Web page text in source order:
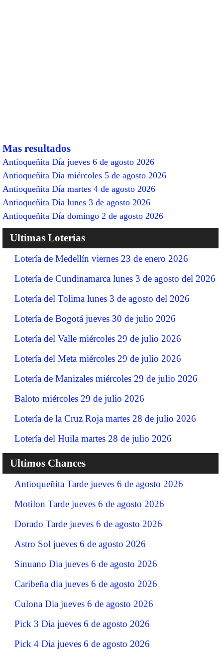
Mas resultados
Antioqueñita Día jueves 6 de agosto 2026
Antioqueñita Día miércoles 5 de agosto 2026
Antioqueñita Día martes 4 de agosto 2026
Antioqueñita Día lunes 3 de agosto 2026
Antioqueñita Día domingo 2 de agosto 2026
Ultimas Loterías
Lotería de Medellín viernes 23 de enero 2026
Lotería de Cundinamarca lunes 3 de agosto del 2026
Lotería del Tolima lunes 3 de agosto del 2026
Lotería de Bogotá jueves 30 de julio 2026
Lotería del Valle miércoles 29 de julio 2026
Lotería del Meta miércoles 29 de julio 2026
Lotería de Manizales miércoles 29 de julio 2026
Baloto miércoles 29 de julio 2026
Lotería de la Cruz Roja martes 28 de julio 2026
Lotería del Huila martes 28 de julio 2026
Ultimos Chances
Antioqueñita Tarde jueves 6 de agosto 2026
Motilon Tarde jueves 6 de agosto 2026
Dorado Tarde jueves 6 de agosto 2026
Astro Sol jueves 6 de agosto 2026
Sinuano Dia jueves 6 de agosto 2026
Caribeña dia jueves 6 de agosto 2026
Culona Dia jueves 6 de agosto 2026
Pick 3 Dia jueves 6 de agosto 2026
Pick 4 Dia jueves 6 de agosto 2026